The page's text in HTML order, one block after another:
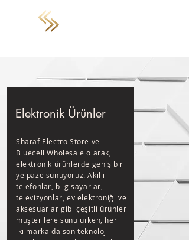
Elektronik Ürünler
Sharaf Electro Store ve
Bluecell Wholesale olarak,
elektronik ürünlerde geniş bir
yelpaze sunuyoruz. Akıllı
telefonlar, bilgisayarlar,
televizyonlar, ev elektroniği ve
aksesuarlar gibi çeşitli ürünler
müşterilere sunulurken, her
iki marka da son teknoloji